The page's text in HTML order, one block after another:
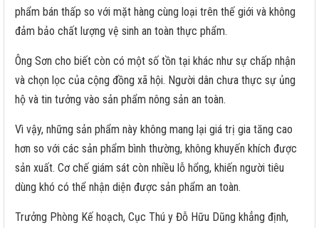
phẩm bán thấp so với mặt hàng cùng loại trên thế giới và không
đảm bảo chất lượng vệ sinh an toàn thực phẩm.
Ông Sơn cho biết còn có một số tồn tại khác như sự chấp nhận
và chọn lọc của cộng đồng xã hội. Người dân chưa thực sự ủng
hộ và tin tưởng vào sản phẩm nông sản an toàn.
Vì vậy, những sản phẩm này không mang lại giá trị gia tăng cao
hơn so với các sản phẩm bình thường, không khuyến khích được
sản xuất. Cơ chế giám sát còn nhiều lỗ hổng, khiến người tiêu
dùng khó có thể nhận diện được sản phẩm an toàn.
Trưởng Phòng Kế hoạch, Cục Thú y Đỗ Hữu Dũng khẳng định,